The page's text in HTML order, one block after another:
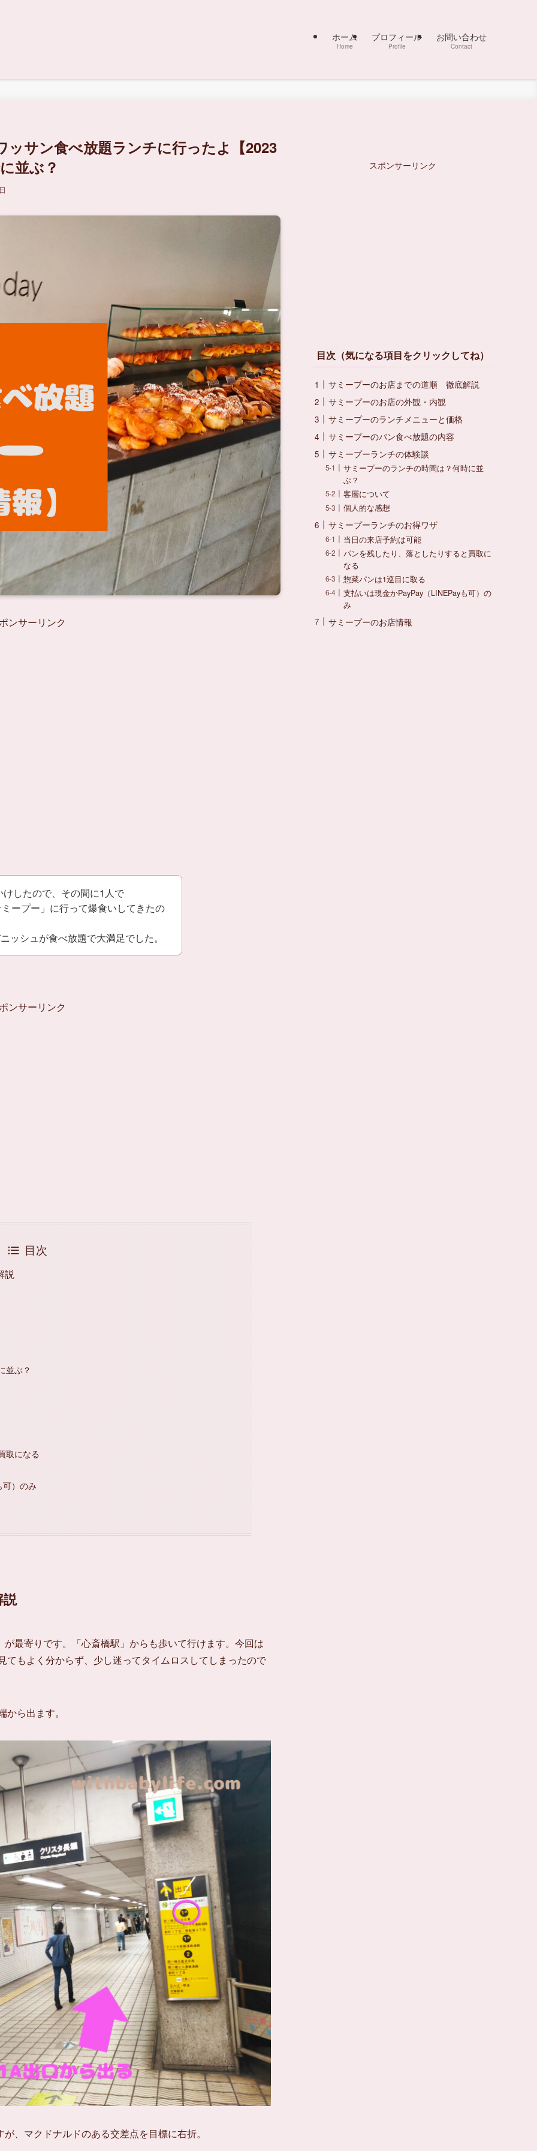
ホーム
Home
プロフィール
Profile
お問い合わせ
Contact
ッサン食べ放題ランチに行ったよ【2023
並ぶ？
ンサーリンク
したので、その間に1人で
ープー」に行って爆食いしてきたの
ッシュが食べ放題で大満足でした。
ンサーリンク
目次
説
並ぶ？
取になる
）のみ
最寄りです。「心斎橋駅」からも歩いて行けます。今回は
もよく分からず、少し迷ってタイムロスしてしまったので
ら出ます。
、マクドナルドのある交差点を目標に右折。
スポンサーリンク
目次（気になる項目をクリックしてね）
サミープーのお店までの道順 徹底解説
サミープーのお店の外観・内観
サミープーのランチメニューと価格
サミープーのパン食べ放題の内容
サミープーランチの体験談
サミープーのランチの時間は？何時に並
ぶ？
客層について
個人的な感想
サミープーランチのお得ワザ
当日の来店予約は可能
パンを残したり、落としたりすると買取に
なる
惣菜パンは1巡目に取る
支払いは現金かPayPay（LINEPayも可）の
み
サミープーのお店情報